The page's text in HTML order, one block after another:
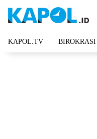
KAPOL.TV BIROKRASI